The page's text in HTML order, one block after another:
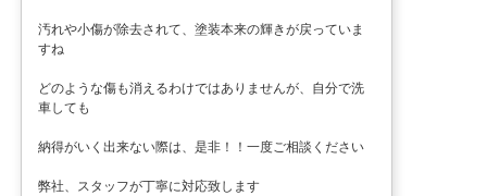
汚れや小傷が除去されて、塗装本来の輝きが戻っていま
すね
どのような傷も消えるわけではありませんが、自分で洗
車しても
納得がいく出来ない際は、是非！！一度ご相談ください
弊社、スタッフが丁寧に対応致します